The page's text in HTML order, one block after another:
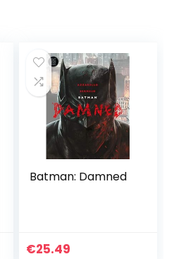
Batman: Damned
€25.49